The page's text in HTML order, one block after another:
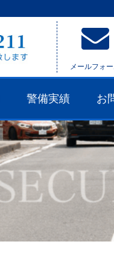
メールフォ
警備実績 お